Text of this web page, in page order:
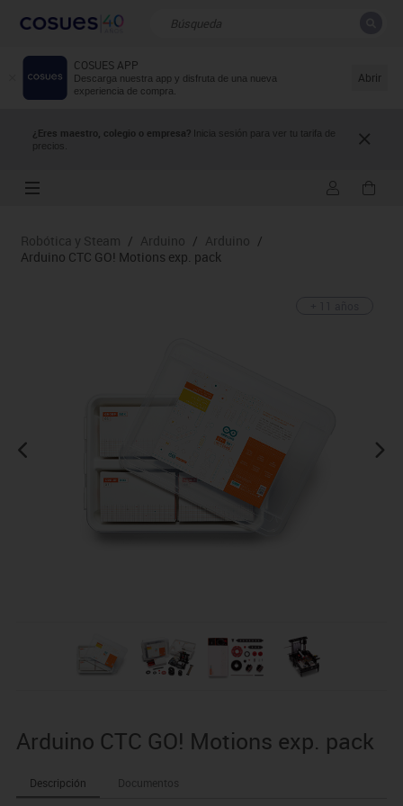
COSUES APP
Descarga nuestra app y disfruta de una nueva
experiencia de compra.
Abrir
¿Eres maestro, colegio o empresa? Inicia sesión para ver tu tarifa de
precios.
Resultados de la búsqueda
Robótica y Steam / Arduino / Arduino /
Arduino CTC GO! Motions exp. pack
Arduino CTC GO! Motions exp. pack
Descripción Documentos